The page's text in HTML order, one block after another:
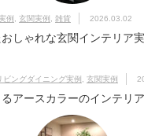
例 , 玄関実例 , 雑貨 2026.03.02
しゃれな玄関インテリア
ビングダイニング実例 , 玄関実例
アースカラーのインテリア